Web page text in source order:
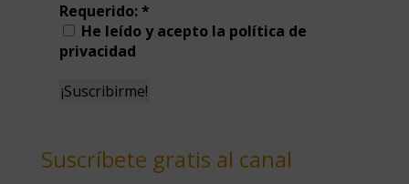
Requerido:*
He leído y acepto la política de
privacidad
Suscríbete gratis al canal